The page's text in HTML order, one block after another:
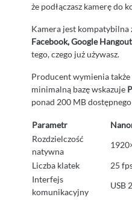
że podłączasz kamerę do
Kamera jest
Facebook, Google
tego, czego już używasz.
Producent wymienia
minimalną bazę wskazuje
ponad 200 MB
Parametr
Rozdzielczość
natywna
Liczba klatek
25
Interfejs
komunikacyjny
USB